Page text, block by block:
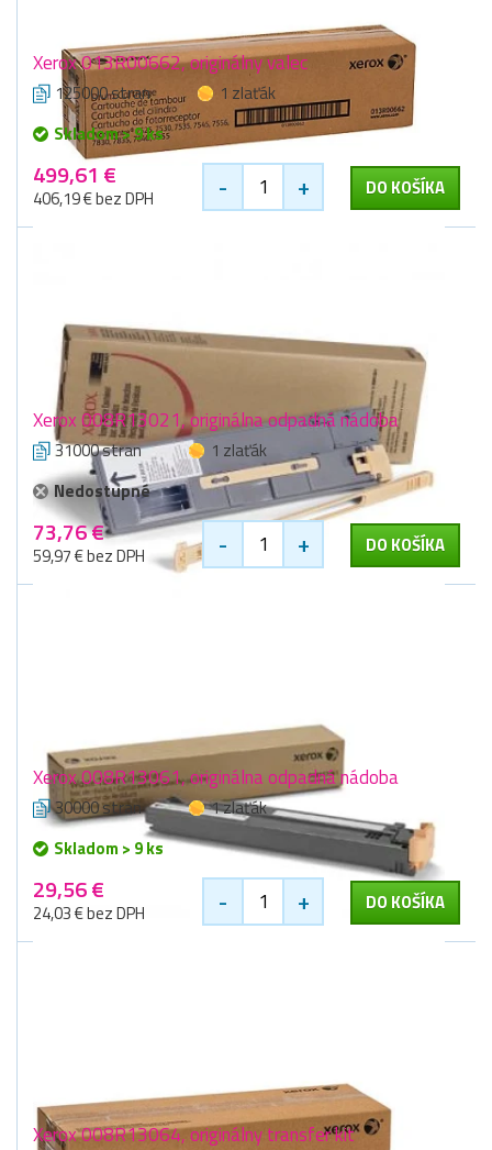
Xerox 013R00662, originálny valec
125000 stran
1 zlaťák
Skladom > 9 ks
499,61 €
406,19 € bez DPH - + DO KOŠÍKA
Xerox 008R13021, originálna odpadná nádoba
31000 stran
1 zlaťák
Nedostupné
73,76 €
59,97 € bez DPH - + DO KOŠÍKA
Xerox 008R13061, originálna odpadná nádoba
30000 stran
1 zlaťák
Skladom > 9 ks
29,56 €
24,03 € bez DPH - + DO KOŠÍKA
Xerox 008R13064, originálny transfer kit